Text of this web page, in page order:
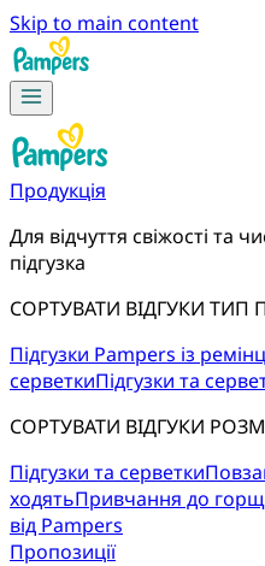
Skip to main content
Продукція
Для відчуття свіжості та
підгузка
СОРТУВАТИ ВІДГУКИ ТИП
Підгузки Pampers із
серветкиПідгузки та
СОРТУВАТИ ВІДГУКИ
Підгузки та серветки
ходятьПривчання до
від Pampers
Пропозиції